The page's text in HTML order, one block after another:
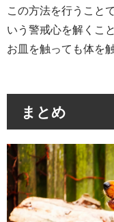
この方法を行うこと
いう警戒心を解くこ
お皿を触っても体を
まとめ